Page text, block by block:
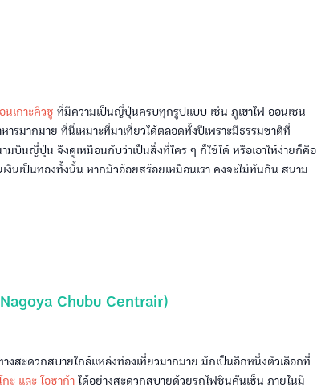
นเกาะคิวชู ที่มีความเป็นญี่ปุ่นครบทุกรูปแบบ เช่น ภูเขาไฟ ออนเซน
รมากมาย ที่นี่เหมาะที่มาเที่ยวได้ตลอดทั้งปีเพราะมีธรรมชาติที่
บินญี่ปุ่น จึงดูเหมือนกับว่าเป็นสิ่งที่ใคร ๆ ก็ใช้ได้ หรือเอาให้ง่ายก็คือ
งินเป็นทองทั้งนั้น หากมัวอ้อยสร้อยเหมือนเรา คงจะไม่ทันกิน สนาม
Chubu Centrair)
สะดวกสบายใกล้แหล่งท่องเที่ยวมากมาย มักเป็นอีกหนึ่งตัวเลือกที่
กะ และ โอซาก้า ได้อย่างสะดวกสบายด้วยรถไฟชินคันเซ็น ภายในมี